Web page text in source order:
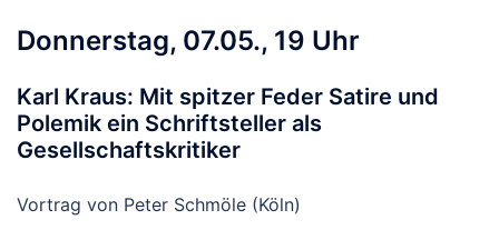
Donnerstag, 07.05., 19 Uhr
Karl Kraus: Mit spitzer Feder Satire und
Polemik ein Schriftsteller als
Gesellschaftskritiker
Vortrag von Peter Schmöle (Köln)